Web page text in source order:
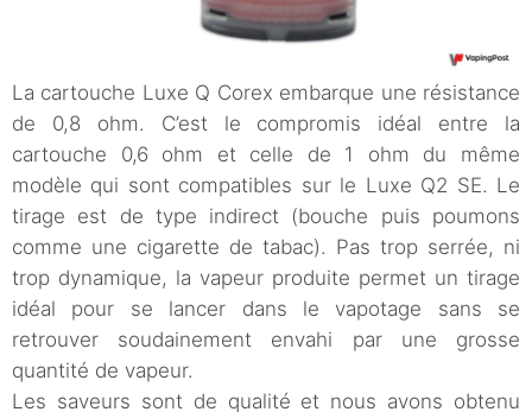
La cartouche Luxe Q Corex embarque une résistance
de 0,8 ohm. C’est le compromis idéal entre la
cartouche 0,6 ohm et celle de 1 ohm du même
modèle qui sont compatibles sur le Luxe Q2 SE. Le
tirage est de type indirect (bouche puis poumons
comme une cigarette de tabac). Pas trop serrée, ni
trop dynamique, la vapeur produite permet un tirage
idéal pour se lancer dans le vapotage sans se
retrouver soudainement envahi par une grosse
quantité de vapeur.
Les saveurs sont de qualité et nous avons obtenu